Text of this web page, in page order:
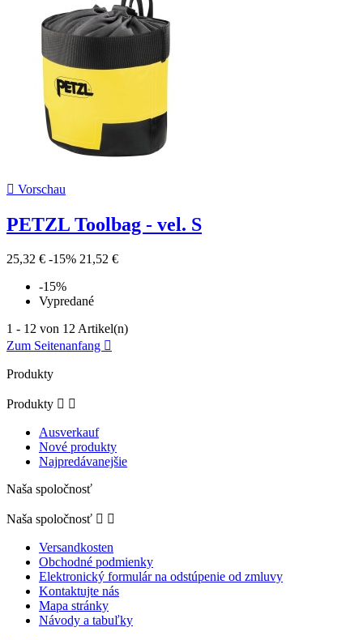
 Vorschau
PETZL Toolbag - vel. S
25,32 € -15% 21,52 €
-15%
Vypredané
1 - 12 von 12 Artikel(n)
Zum Seitenanfang 
Produkty
Produkty  
Ausverkauf
Nové produkty
Najpredávanejšie
Naša spoločnosť
Naša spoločnosť  
Versandkosten
Obchodné podmienky
Elektronický formulár na odstúpenie od zmluvy
Kontaktujte nás
Mapa stránky
Návody a tabuľky